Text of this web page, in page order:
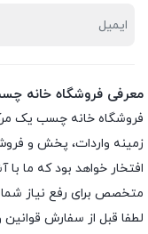
معرفی فروشگاه خانه
فروشگاه خانه چسب یک
زمینه واردات، پخش و
افتخار خواهد بود که ما
متخصص برای رفع نیاز
لطفا قبل از سفارش قوانین